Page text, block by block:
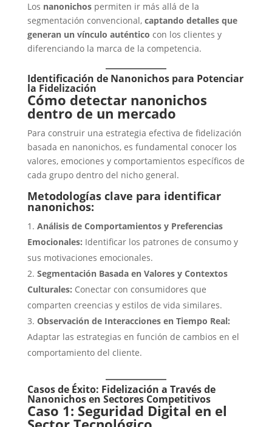
Los nanonichospermiten ir más allá de la
segmentación convencional, captando detalles que
generan un vínculo auténtico con los clientes y
diferenciando la marca de la competencia.
Identificación de Nanonichos para Potenciar
la Fidelización
Cómo detectar nanonichos
dentro de un mercado
Para construir una estrategia efectiva de fidelización
basada en nanonichos, es fundamental conocer los
valores, emociones y comportamientos específicos de
cada grupo dentro del nicho general.
Metodologías clave para identificar
nanonichos:
Análisis de Comportamientos y Preferencias
Emocionales: Identificar los patrones de consumo y
sus motivaciones emocionales.
Segmentación Basada en Valores y Contextos
Culturales: Conectar con consumidores que
comparten creencias y estilos de vida similares.
Observación de Interacciones en Tiempo Real:
Adaptar las estrategias en función de cambios en el
comportamiento del cliente.
Casos de Éxito: Fidelización a Través de
Nanonichos en Sectores Competitivos
Caso 1: Seguridad Digital en el